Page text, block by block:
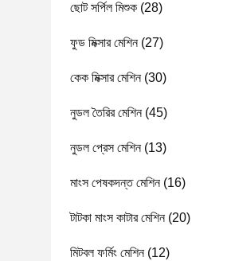
ছোট সর্পিল মিশুক (28)
ফুড মিক্সার মেশিন(27)
কেক মিক্সার মেশিন(30)
নুডল তৈরির মেশিন(45)
নুডল প্রেস মেশিন(13)
মাংস পেষকদন্ত মেশিন(16)
টাটকা মাংস কাটার মেশিন(20)
মিটবল ফর্মিং মেশিন(12)